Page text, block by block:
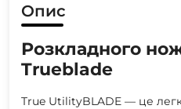
Опис
Розкладного
Trueblade
True UtilityBLADE — це